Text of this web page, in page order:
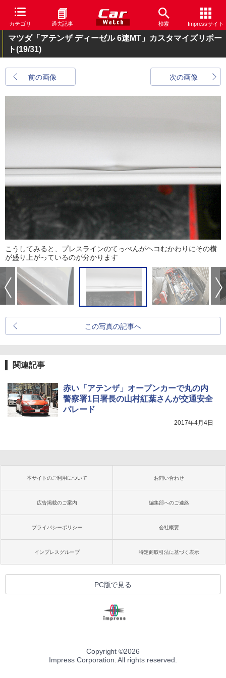
カテゴリ 過去記事 検索 Impressサイト
マツダ「アテンザ ディーゼル 6速MT」カスタマイズリポー
ト(19/31)
前の画像 次の画像
こうしてみると、プレスラインのてっぺんがヘコむかわりにその横
が盛り上がっているのが分かります
この写真の記事へ
関連記事
赤い「アテンザ」オープンカーで丸の内
警察署1日署長の山村紅葉さんが交通安全
パレード
2017年4月4日
本サイトのご利用について お問い合わせ
広告掲載のご案内 編集部へのご連絡
プライバシーポリシー 会社概要
インプレスグループ 特定商取引法に基づく表示
PC版で見る
Copyright ©2026
Impress Corporation. All rights reserved.